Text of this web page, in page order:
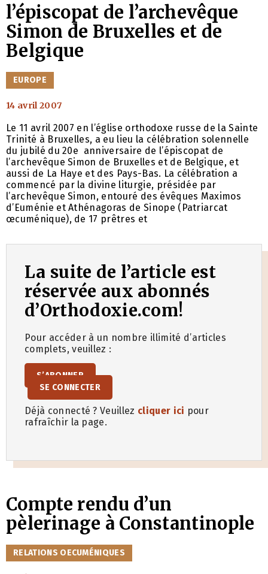
l’épiscopat de l’archevêque
Simon de Bruxelles et de
Belgique
CATÉGORIES
EUROPE
14 avril 2007
Le 11 avril 2007 en l’église orthodoxe russe de la Sainte
Trinité à Bruxelles, a eu lieu la célébration solennelle
du jubilé du 20e anniversaire de l’épiscopat de
l’archevêque Simon de Bruxelles et de Belgique, et
aussi de La Haye et des Pays-Bas. La célébration a
commencé par la divine liturgie, présidée par
l’archevêque Simon, entouré des évêques Maximos
d’Euménie et Athénagoras de Sinope (Patriarcat
œcuménique), de 17 prêtres et
La suite de l’article est
réservée aux abonnés
d’Orthodoxie.com!
Pour accéder à un nombre illimité d’articles
complets, veuillez :
S’ABONNER
SE CONNECTER
Déjà connecté ? Veuillez cliquer ici pour
rafraîchir la page.
Compte rendu d’un
pèlerinage à Constantinople
CATÉGORIES
RELATIONS OECUMÉNIQUES